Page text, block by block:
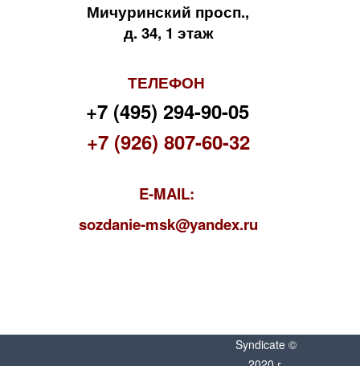
Мичуринский просп.,
д. 34, 1 этаж
ТЕЛЕФОН
+7 (495) 294-90-05
+7 (926) 807-60-32
E-MAIL:
sozdanie-msk@yandex.ru
Syndicate ©